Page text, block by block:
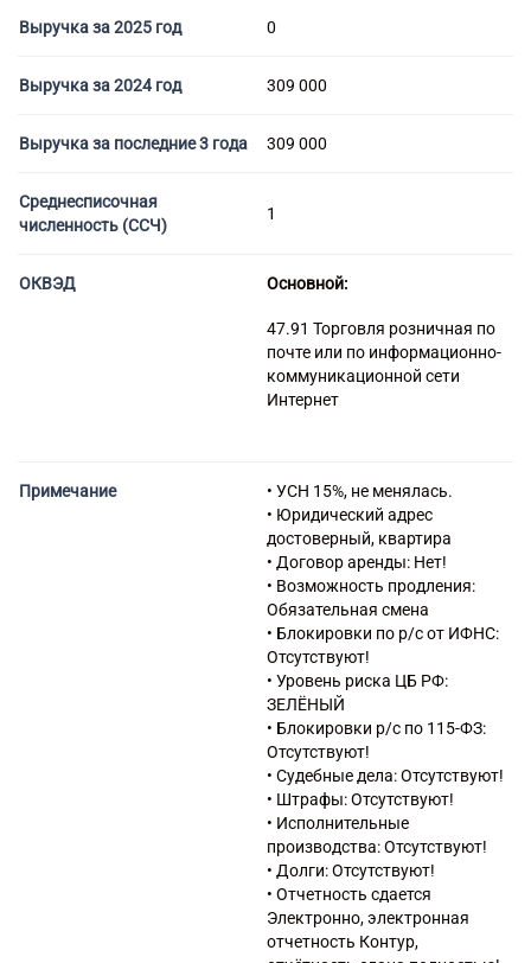
Выручка за 2025 год 0
Выручка за 2024 год 309 000
Выручка за последние 3 года 309 000
Среднесписочная
численность (ССЧ)
1
ОКВЭД Основной:
47.91 Торговля розничная по
почте или по информационно-
коммуникационной сети
Интернет
Примечание
• УСН 15%, не менялась.
• Юридический адрес
достоверный, квартира
• Договор аренды: Нет!
• Возможность продления:
Обязательная смена
• Блокировки по р/с от ИФНС:
Отсутствуют!
• Уровень риска ЦБ РФ:
ЗЕЛЁНЫЙ
• Блокировки р/с по 115-ФЗ:
Отсутствуют!
• Судебные дела: Отсутствуют!
• Штрафы: Отсутствуют!
• Исполнительные
производства: Отсутствуют!
• Долги: Отсутствуют!
• Отчетность сдается
Электронно, электронная
отчетность Контур,